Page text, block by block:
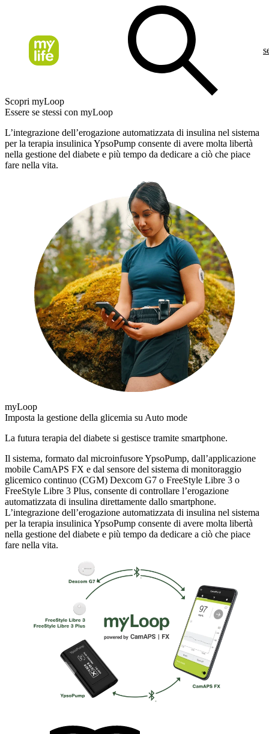
Scopri myLoop
Essere se stessi con myLoop
L’integrazione dell’erogazione automatizzata di insulina nel sistema
per la terapia insulinica YpsoPump consente di avere molta libertà
nella gestione del diabete e più tempo da dedicare a ciò che piace
fare nella vita.
myLoop
Imposta la gestione della glicemia su Auto mode
La futura terapia del diabete si gestisce tramite smartphone.
Il sistema, formato dal microinfusore YpsoPump, dall’applicazione
mobile CamAPS FX e dal sensore del sistema di monitoraggio
glicemico continuo (CGM) Dexcom G7 o FreeStyle Libre 3 o
FreeStyle Libre 3 Plus, consente di controllare l’erogazione
automatizzata di insulina direttamente dallo smartphone.
L’integrazione dell’erogazione automatizzata di insulina nel sistema
per la terapia insulinica YpsoPump consente di avere molta libertà
nella gestione del diabete e più tempo da dedicare a ciò che piace
fare nella vita.